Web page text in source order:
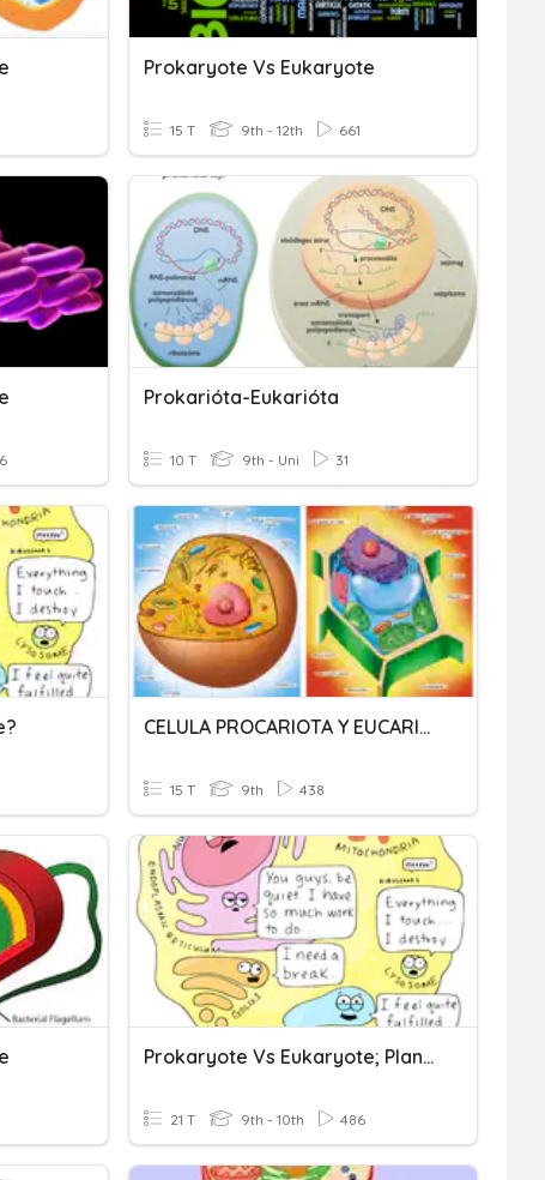
Prokaryote Vs Eukaryote
15 T 9th - 12th 661
Prokarióta-Eukarióta
10 T 9th - Uni 31
CELULA PROCARIOTA Y EUCARIOTA
15 T 9th 438
Prokaryote Vs Eukaryote; Plant Vs Animal
21 T 9th - 10th 486